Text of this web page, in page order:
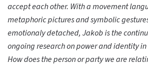
accept each other. With a movement
metaphoric pictures and symbolic
emotionaly detached, Jakob is the
ongoing research on power and identity
How does the person or party we are